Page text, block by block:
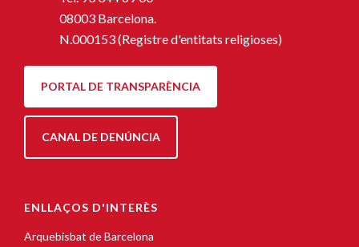
08003 Barcelona.
N.000153 (Registre d'entitats religioses)
PORTAL DE TRANSPARÈNCIA
CANAL DE DENÚNCIA
ENLLAÇOS D'INTERÈS
Arquebisbat de Barcelona